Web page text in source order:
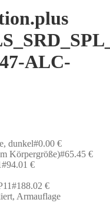
ALC-
dunkel#0.00 €
Körpergröße)#65.45 €
€
€
Armauflage